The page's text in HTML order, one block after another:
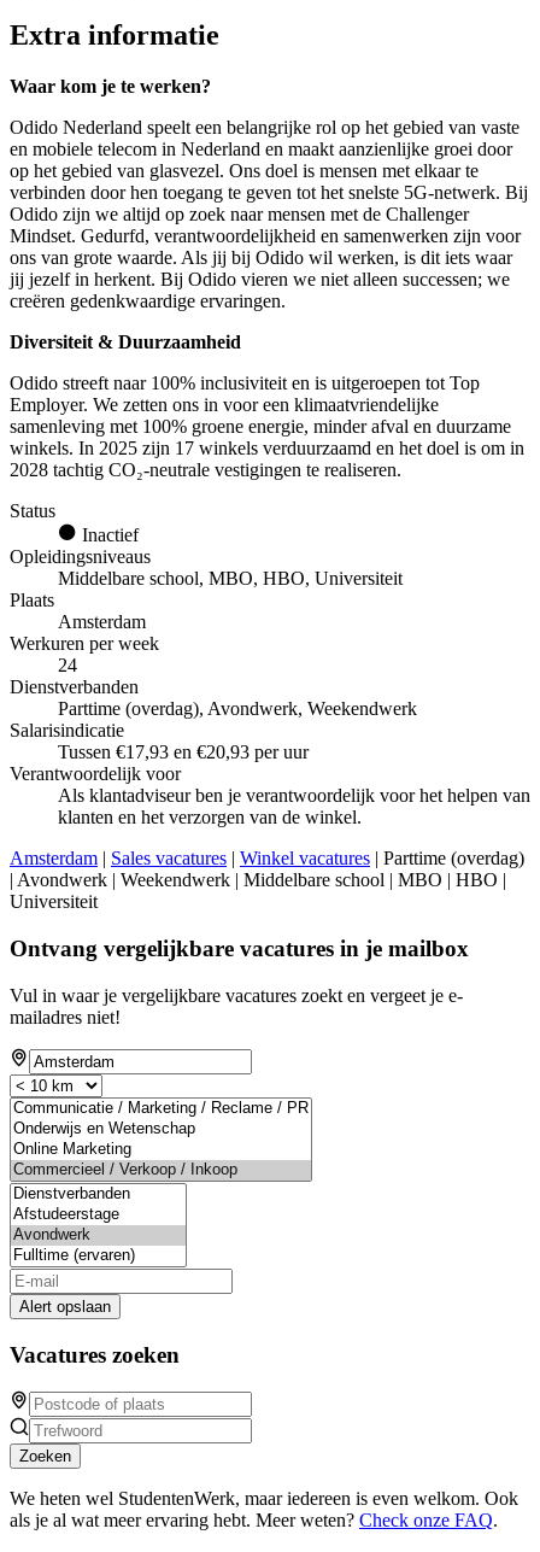
Extra informatie
Waar kom je te werken?
Odido Nederland speelt een belangrijke rol op het gebied van vaste
en mobiele telecom in Nederland en maakt aanzienlijke groei door
op het gebied van glasvezel. Ons doel is mensen met elkaar te
verbinden door hen toegang te geven tot het snelste 5G-netwerk. Bij
Odido zijn we altijd op zoek naar mensen met de Challenger
Mindset. Gedurfd, verantwoordelijkheid en samenwerken zijn voor
ons van grote waarde. Als jij bij Odido wil werken, is dit iets waar
jij jezelf in herkent. Bij Odido vieren we niet alleen successen; we
creëren gedenkwaardige ervaringen.
Diversiteit & Duurzaamheid
Odido streeft naar 100% inclusiviteit en is uitgeroepen tot Top
Employer. We zetten ons in voor een klimaatvriendelijke
samenleving met 100% groene energie, minder afval en duurzame
winkels. In 2025 zijn 17 winkels verduurzaamd en het doel is om in
2028 tachtig CO₂-neutrale vestigingen te realiseren.
Status
Inactief
Opleidingsniveaus
Middelbare school, MBO, HBO, Universiteit
Plaats
Amsterdam
Werkuren per week
24
Dienstverbanden
Parttime (overdag), Avondwerk, Weekendwerk
Salarisindicatie
Tussen €17,93 en €20,93 per uur
Verantwoordelijk voor
Als klantadviseur ben je verantwoordelijk voor het helpen van
klanten en het verzorgen van de winkel.
Amsterdam | Sales vacatures | Winkel vacatures | Parttime (overdag)
| Avondwerk | Weekendwerk | Middelbare school | MBO | HBO |
Universiteit
Ontvang vergelijkbare vacatures in je mailbox
Vul in waar je vergelijkbare vacatures zoekt en vergeet je e-
mailadres niet!
Alert opslaan
Vacatures zoeken
Zoeken
We heten wel StudentenWerk, maar iedereen is even welkom. Ook
als je al wat meer ervaring hebt. Meer weten? Check onze FAQ.